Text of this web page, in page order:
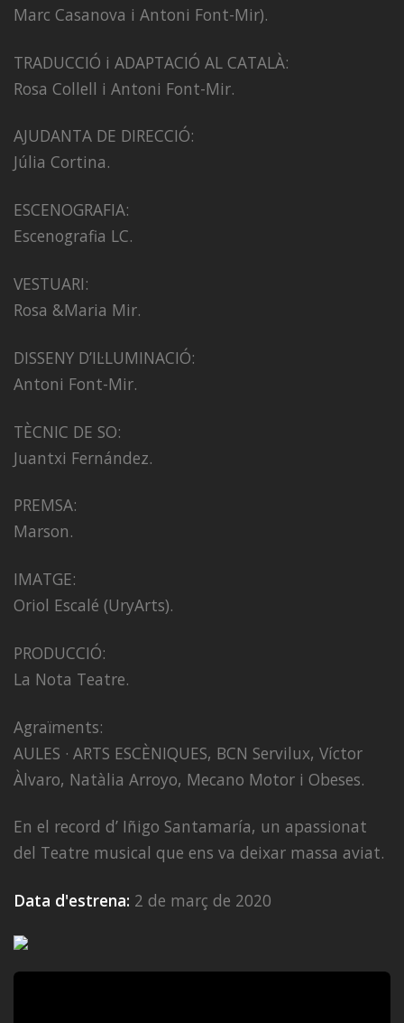
Marc Casanova i Antoni Font-Mir).
TRADUCCIÓ i ADAPTACIÓ AL CATALÀ:
Rosa Collell i Antoni Font-Mir.
AJUDANTA DE DIRECCIÓ:
Júlia Cortina.
ESCENOGRAFIA:
Escenografia LC.
VESTUARI:
Rosa &Maria Mir.
DISSENY D’IL·LUMINACIÓ:
Antoni Font-Mir.
TÈCNIC DE SO:
Juantxi Fernández.
PREMSA:
Marson.
IMATGE:
Oriol Escalé (UryArts).
PRODUCCIÓ:
La Nota Teatre.
Agraïments:
AULES · ARTS ESCÈNIQUES, BCN Servilux, Víctor
Àlvaro, Natàlia Arroyo, Mecano Motor i Obeses.
En el record d’ Iñigo Santamaría, un apassionat
del Teatre musical que ens va deixar massa aviat.
Data d'estrena: 2 de març de 2020